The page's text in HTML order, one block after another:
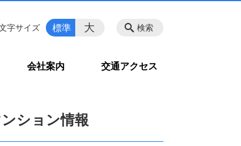
会社案内 交通アクセス
検索
字サイズ 標準 大
ション情報